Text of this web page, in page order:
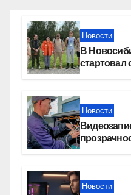
Новости
В
стартовал
Новости
Новости